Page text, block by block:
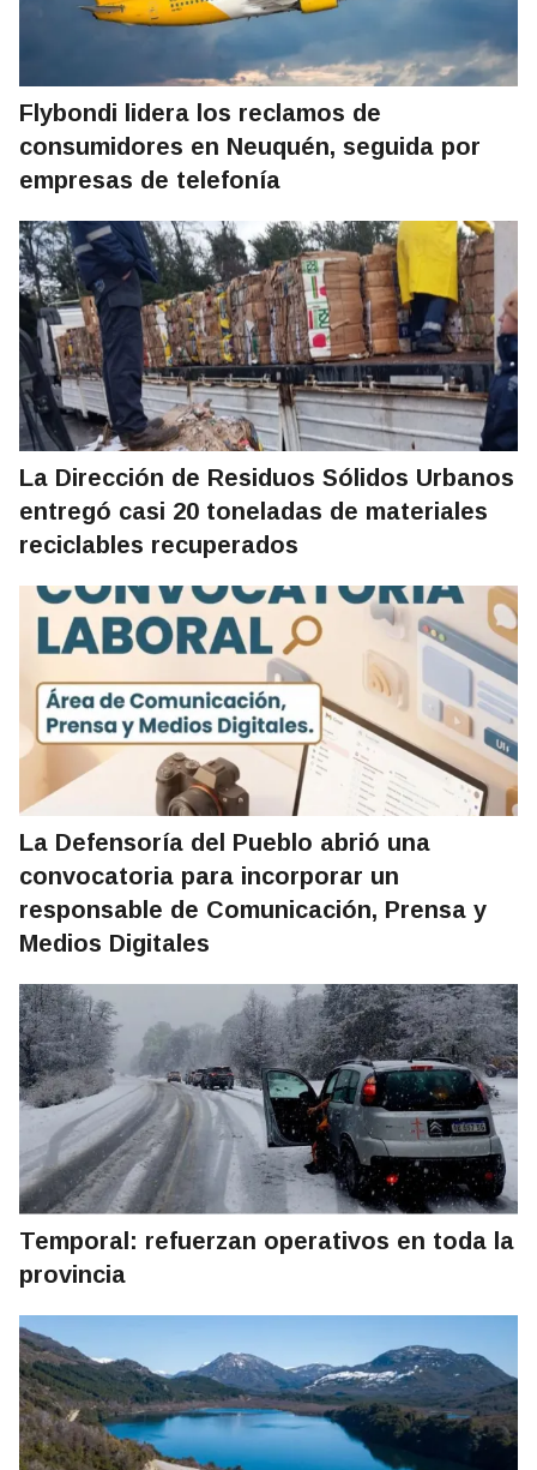
Flybondi lidera los reclamos de
consumidores en Neuquén, seguida por
empresas de telefonía
La Dirección de Residuos Sólidos Urbanos
entregó casi 20 toneladas de materiales
reciclables recuperados
La Defensoría del Pueblo abrió una
convocatoria para incorporar un
responsable de Comunicación, Prensa y
Medios Digitales
Temporal: refuerzan operativos en toda la
provincia